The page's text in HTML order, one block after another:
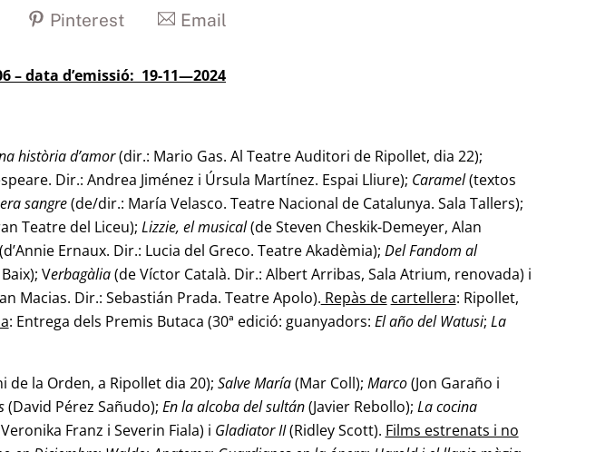
Pinterest Email
– data d’emissió: 19-11—2024
història d’amor(dir.: Mario Gas. Al Teatre Auditori de Ripollet, dia 22);
Dir.: Andrea Jiménez i Úrsula Martínez. Espai Lliure); Caramel(textos
sangre(de/dir.: María Velasco. Teatre Nacional de Catalunya. Sala Tallers);
Teatre del Liceu); Lizzie, el musical(de Steven Cheskik-Demeyer, Alan
Ernaux. Dir.: Lucia del Greco. Teatre Akadèmia); Del Fandom al
Verbagàlia(de Víctor Català. Dir.: Albert Arribas, Sala Atrium, renovada) i
Macias. Dir.: Sebastián Prada. Teatre Apolo). Repàs de cartellera: Ripollet,
: Entrega dels Premis Butaca (30ª edició: guanyadors: El año del Watusi; La
de la Orden, a Ripollet dia 20); Salve María(Mar Coll); Marco(Jon Garaño i
(David Pérez Sañudo); En la alcoba del sultán(Javier Rebollo); La cocina
Franz i Severin Fiala) i Gladiator II(Ridley Scott). Films estrenats i no